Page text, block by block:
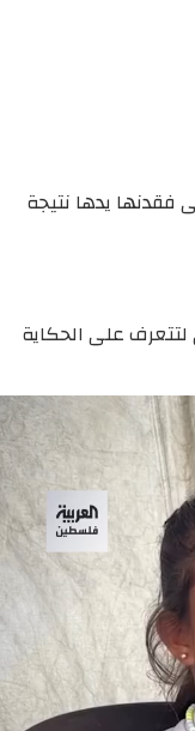
فقدنها يدها نتيجة
لتتعرف على الحكاية